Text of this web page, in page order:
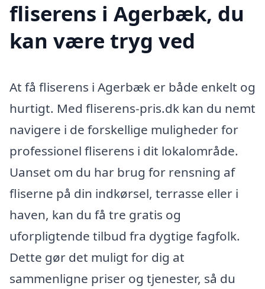
fliserens i Agerbæk, du
kan være tryg ved
At få fliserens i Agerbæk er både enkelt og
hurtigt. Med fliserens-pris.dk kan du nemt
navigere i de forskellige muligheder for
professionel fliserens i dit lokalområde.
Uanset om du har brug for rensning af
fliserne på din indkørsel, terrasse eller i
haven, kan du få tre gratis og
uforpligtende tilbud fra dygtige fagfolk.
Dette gør det muligt for dig at
sammenligne priser og tjenester, så du